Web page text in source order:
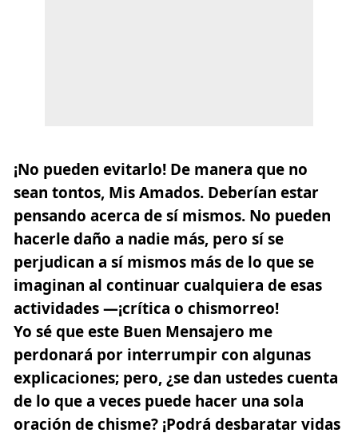
¡No pueden evitarlo! De manera que no
sean tontos, Mis Amados. Deberían estar
pensando acerca de sí mismos. No pueden
hacerle daño a nadie más, pero sí se
perjudican a sí mismos más de lo que se
imaginan al continuar cualquiera de esas
actividades —¡crítica o chismorreo!
Yo sé que este Buen Mensajero me
perdonará por interrumpir con algunas
explicaciones; pero, ¿se dan ustedes cuenta
de lo que a veces puede hacer una sola
oración de chisme? ¡Podrá desbaratar vidas